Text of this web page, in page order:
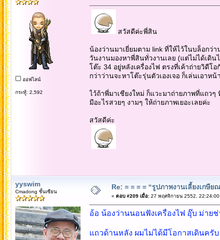
ออฟไลน์
กระทู้: 2,592
สวัสดีค่ะพี่สิน
น้องว่านมาเยี่ยมตาม link ที่ให้ไว้ในบล็อกว่า
วันงานมองหาพี่สินทั่วงานเลย (แต่ไม่ได้เดิน
โต๊ะ 34 อยู่หลังเครื่องไฟ ตรงที่เค้าถ่ายวิดีโอ
กว่าว่านจะหาโต๊ะรุ่นตัวเองเจอ ก็เล่นเอาห
ไว้ถ้าพี่มาเชียงใหม่ ก็แวะมาถ่ายภาพที่แถว
มีอะไรสวยๆ งามๆ ให้ถ่ายภาพเยอะเลยค่ะ
สวัสดีค่ะ
yyswim
Cmadong ชั้นเซียน
Re: = = = = “รูปภาพงานเลี้ยงเกษี
« ตอบ #209 เมื่อ:27 พฤศจิกายน 2552, 22:24:00
อ้อ น้องว่านนอนฟังเครื่องไฟ อุ๊บ ม่ายช่
แถวด้านหลัง ผมไม่ได้มีโอกาสเดินครับ